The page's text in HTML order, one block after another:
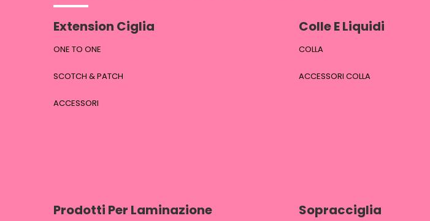
Extension Ciglia
ONE TO ONE
SCOTCH & PATCH
ACCESSORI
Colle E Liquidi
COLLA
ACCESSORI COLLA
Prodotti Per Laminazione Sopracciglia